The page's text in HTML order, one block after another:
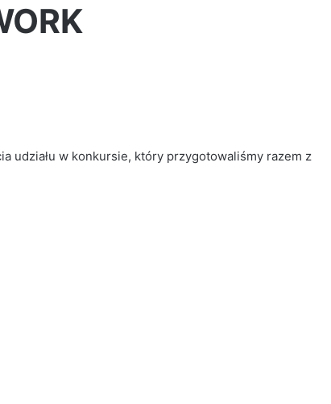
udziału w konkursie, który przygotowaliśmy razem z